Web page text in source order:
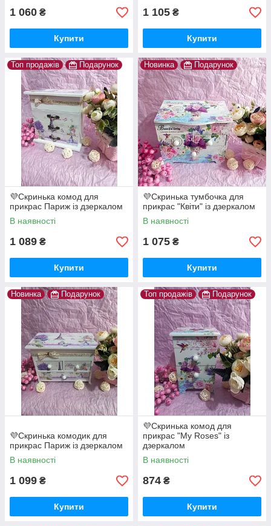
1 060 ₴
Купити
1 105 ₴
Купити
Топ продажів Подарунок
💜Скринька комод для
прикрас Париж із дзеркалом
В наявності
1 089 ₴
Купити
Новинка Подарунок
💜Скринька тумбочка для
прикрас "Квіти" із дзеркалом
В наявності
1 075 ₴
Купити
Новинка Подарунок
💜Скринька комодик для
прикрас Париж із дзеркалом
В наявності
1 099 ₴
Купити
Топ продажів Подарунок
💜Скринька комод для
прикрас "My Roses" із
дзеркалом
В наявності
874 ₴
Купити